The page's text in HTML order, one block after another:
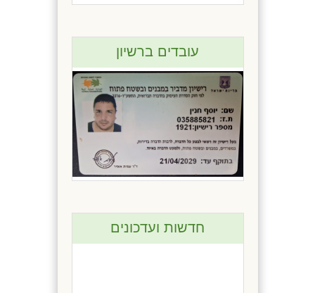
עובדים ברשיון
חדשות ועדכונים
מבצע לבתים משותפים